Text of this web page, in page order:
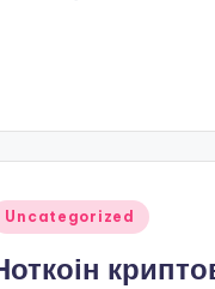
Uncategorized